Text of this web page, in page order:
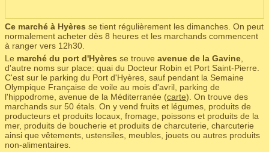
Ce marché à Hyères se tient régulièrement les dimanches. On peut
normalement acheter dès 8 heures et les marchands commencent
à ranger vers 12h30.
Le marché du port d'Hyères se trouve avenue de la Gavine
d'autre noms sur place: quai du Docteur Robin et Port Saint-Pierre.
C'est sur le parking du Port d'Hyères, sauf pendant la Semaine
Olympique Française de voile au mois d'avril, parking de
l'hippodrome, avenue de la Méditerranée (carte). On trouve des
marchands sur 50 étals. On y vend fruits et légumes, produits de
producteurs et produits locaux, fromage, poissons et produits de la
mer, produits de boucherie et produits de charcuterie, charcuterie
ainsi que vêtements, ustensiles, meubles, jouets ou autres produits
non-alimentaires.